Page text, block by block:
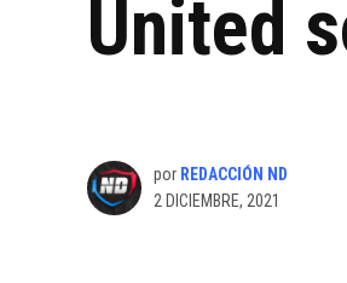
United
por REDACCIÓN ND
2 DICIEMBRE, 2021